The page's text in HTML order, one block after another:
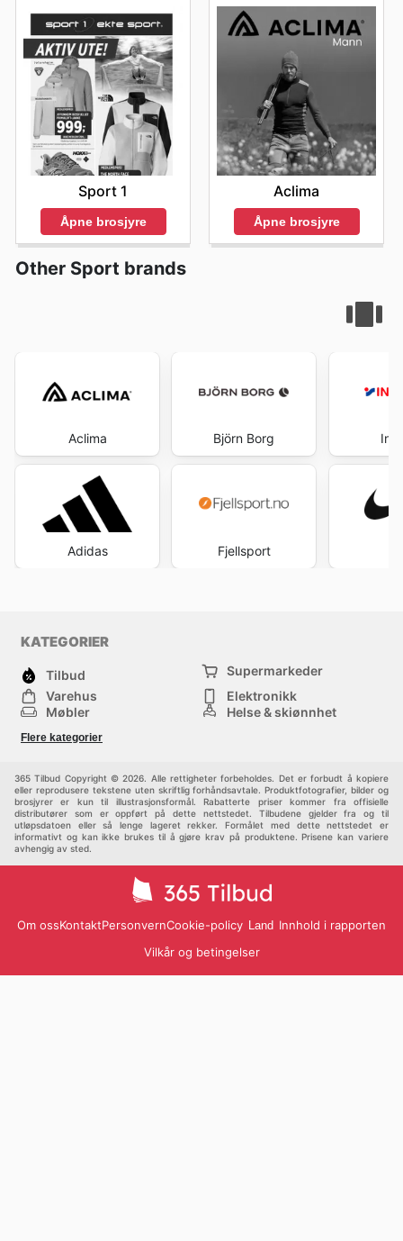
Sport 1
Åpne brosjyre
Aclima
Åpne brosjyre
Other Sport brands
Aclima
Adidas
Björn Borg
Fjellsport
KATEGORIER
Tilbud
Supermarkeder
Varehus
Elektronikk
Møbler
Helse & skjønnhet
Sport
Flere kategorier
365 Tilbud Copyright © 2026. Alle rettigheter forbeholdes. Det er forbudt å kopiere
eller reprodusere tekstene uten skriftlig forhåndsavtale. Produktfotografier, bilder og
brosjyrer er kun til illustrasjonsformål. Rabatterte priser kommer fra offisielle
distributører som er oppført på dette nettstedet. Tilbudene gjelder fra og til
utløpsdatoen eller så lenge lageret rekker. Formålet med dette nettstedet er
informativt og kan ikke brukes til å gjøre krav på produktene. Prisene kan variere
avhengig av sted.
Om ossKontaktPersonvernCookie-policy Land Innhold i rapporten
Vilkår og betingelser